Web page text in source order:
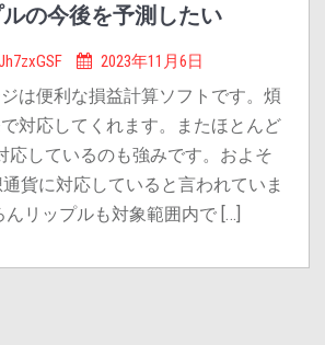
ルの今後を予測したい
2023年11月6日
は便利な損益計算ソフトです。煩
対応してくれます。またほとんど
応しているのも強みです。およそ
貨に対応していると言われていま
んリップルも対象範囲内で […]